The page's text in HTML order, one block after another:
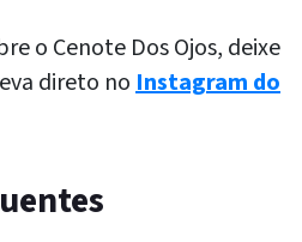
o Cenote Dos Ojos, deixe
direto noInstagram do